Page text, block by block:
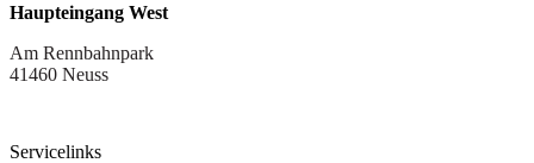
Haupteingang West
Am Rennbahnpark
41460 Neuss
Servicelinks